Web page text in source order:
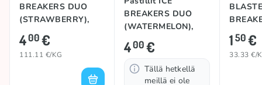
BREAKERS DUO
(STRAWBERRY),
36g
400€
111.11 €/KG
BREAKERS DUO
(WATERMELON),
37g
400€
Tällä hetkellä
meillä ei ole
150€
33.33 €/